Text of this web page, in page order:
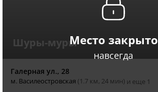
Место закрыто
навсегда
Шуры-муры
Галерная ул., 28
м. Василеостровская (1.7 км, 24 мин) и еще 1